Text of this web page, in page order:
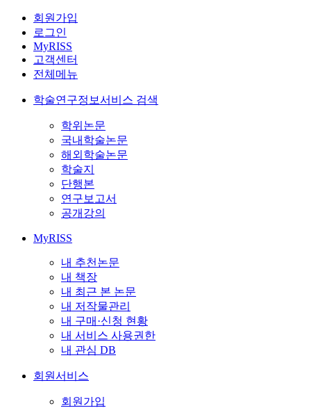
회원가입
로그인
MyRISS
고객센터
전체메뉴
학술연구정보서비스 검색
학위논문
국내학술논문
해외학술논문
학술지
단행본
연구보고서
공개강의
MyRISS
내 추천논문
내 책장
내 최근 본 논문
내 저작물관리
내 구매·신청 현황
내 서비스 사용권한
내 관심 DB
회원서비스
회원가입